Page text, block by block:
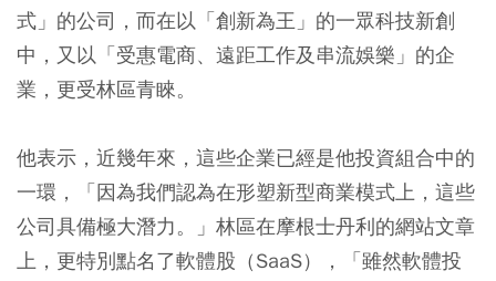
式」的公司，而在以「創新為王」的一眾科技新創
中，又以「受惠電商、遠距工作及串流娛樂」的企
業，更受林區青睞。
他表示，近幾年來，這些企業已經是他投資組合中的
一環，「因為我們認為在形塑新型商業模式上，這些
公司具備極大潛力。」林區在摩根士丹利的網站文章
上，更特別點名了軟體股（SaaS），「雖然軟體投